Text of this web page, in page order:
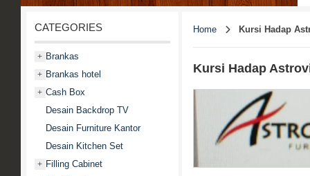
CATEGORIES
+ Brankas
+ Brankas hotel
+ Cash Box
Desain Backdrop TV
Desain Furniture Kantor
Desain Kitchen Set
+ Filling Cabinet
Home Kursi Hadap
Kursi Hadap